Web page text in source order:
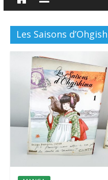
Les Saisons